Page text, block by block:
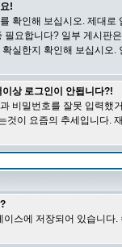
!
확인해 보십시오. 제대
필요합니다? 일부 게시판
실한지 확인해 보십시오
상 로그인이 안됩니다?!
비밀번호를 잘못 입력했
것이 요즘의 추세입니다.
스에 저장되어 있습니다.